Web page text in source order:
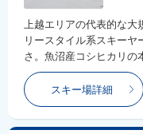
上越エリアの代表的な
リースタイル系スキー
さ。魚沼産コシヒカリの
スキー場詳細